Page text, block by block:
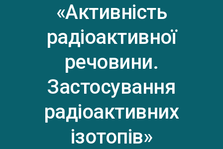
«Активність
радіоактивної
речовини.
Застосування
радіоактивних
ізотопів»